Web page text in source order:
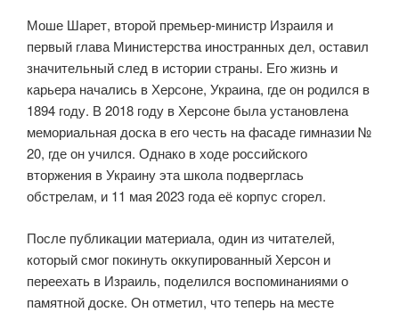
Моше Шарет, второй премьер-министр Израиля и
первый глава Министерства иностранных дел, оставил
значительный след в истории страны. Его жизнь и
карьера начались в Херсоне, Украина, где он родился в
1894 году. В 2018 году в Херсоне была установлена
мемориальная доска в его честь на фасаде гимназии №
20, где он учился. Однако в ходе российского
вторжения в Украину эта школа подверглась
обстрелам, и 11 мая 2023 года её корпус сгорел.
После публикации материала, один из читателей,
который смог покинуть оккупированный Херсон и
переехать в Израиль, поделился воспоминаниями о
памятной доске. Он отметил, что теперь на месте